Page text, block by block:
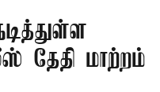
தேதி மாற்றம்